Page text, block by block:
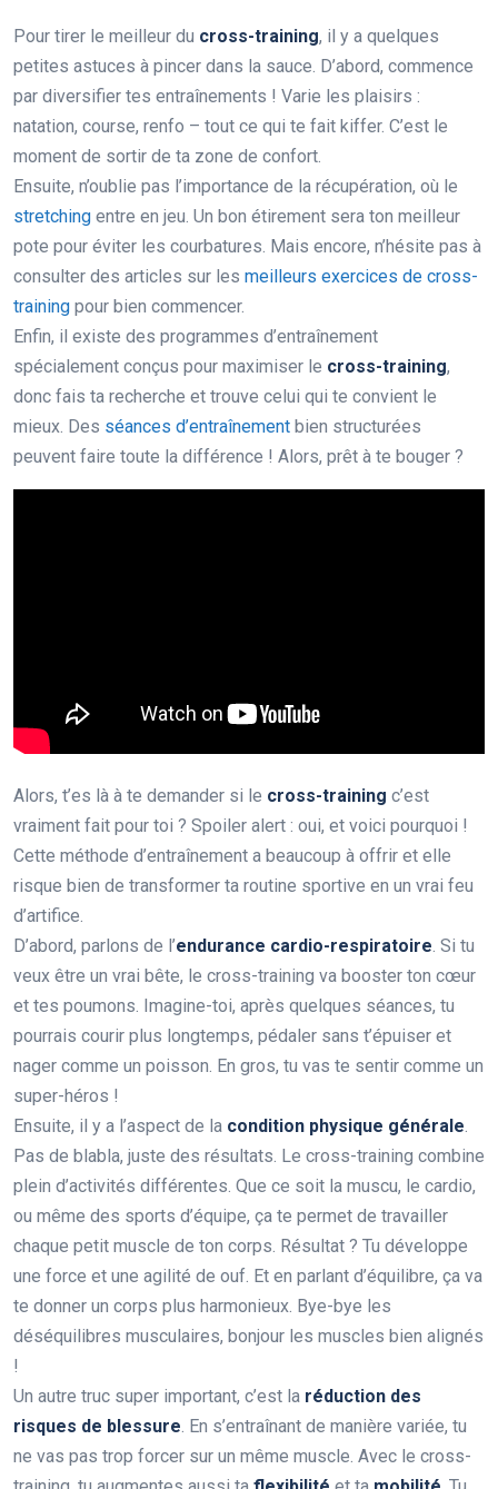
Pour tirer le meilleur du cross-training, il y a quelques
petites astuces à pincer dans la sauce. D’abord, commence
par diversifier tes entraînements ! Varie les plaisirs :
natation, course, renfo – tout ce qui te fait kiffer. C’est le
moment de sortir de ta zone de confort.
Ensuite, n’oublie pas l’importance de la récupération, où le
stretching entre en jeu. Un bon étirement sera ton meilleur
pote pour éviter les courbatures. Mais encore, n’hésite pas à
consulter des articles sur les meilleurs exercices de cross-
training pour bien commencer.
Enfin, il existe des programmes d’entraînement
spécialement conçus pour maximiser le cross-training,
donc fais ta recherche et trouve celui qui te convient le
mieux. Des séances d’entraînement bien structurées
peuvent faire toute la différence ! Alors, prêt à te bouger ?
Alors, t’es là à te demander si le cross-training c’est
vraiment fait pour toi ? Spoiler alert : oui, et voici pourquoi !
Cette méthode d’entraînement a beaucoup à offrir et elle
risque bien de transformer ta routine sportive en un vrai feu
d’artifice.
D’abord, parlons de l’endurance cardio-respiratoire. Si tu
veux être un vrai bête, le cross-training va booster ton cœur
et tes poumons. Imagine-toi, après quelques séances, tu
pourrais courir plus longtemps, pédaler sans t’épuiser et
nager comme un poisson. En gros, tu vas te sentir comme un
super-héros !
Ensuite, il y a l’aspect de la condition physique générale.
Pas de blabla, juste des résultats. Le cross-training combine
plein d’activités différentes. Que ce soit la muscu, le cardio,
ou même des sports d’équipe, ça te permet de travailler
chaque petit muscle de ton corps. Résultat ? Tu développe
une force et une agilité de ouf. Et en parlant d’équilibre, ça va
te donner un corps plus harmonieux. Bye-bye les
déséquilibres musculaires, bonjour les muscles bien alignés
!
Un autre truc super important, c’est la réduction des
risques de blessure. En s’entraînant de manière variée, tu
ne vas pas trop forcer sur un même muscle. Avec le cross-